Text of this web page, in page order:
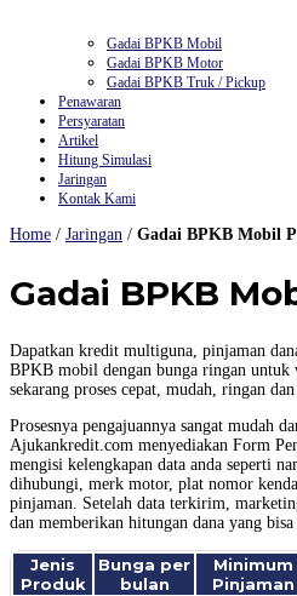
Gadai BPKB Mobil
Gadai BPKB Motor
Gadai BPKB Truk / Pickup
Penawaran
Persyaratan
Artikel
Hitung Simulasi
Jaringan
Kontak Kami
Home / Jaringan / Gadai BPKB Mobil
Gadai BPKB
Dapatkan kredit multiguna, pinjaman
BPKB mobil dengan bunga ringan
sekarang proses cepat, mudah, ringan
Prosesnya pengajuannya sangat mudah
Ajukankredit.com menyediakan Form
mengisi kelengkapan data anda seperti
dihubungi, merk motor, plat nomor
pinjaman. Setelah data terkirim,
dan memberikan hitungan dana yang
Jenis
Produk
Bunga per
bulan
Minimum
Pinjaman